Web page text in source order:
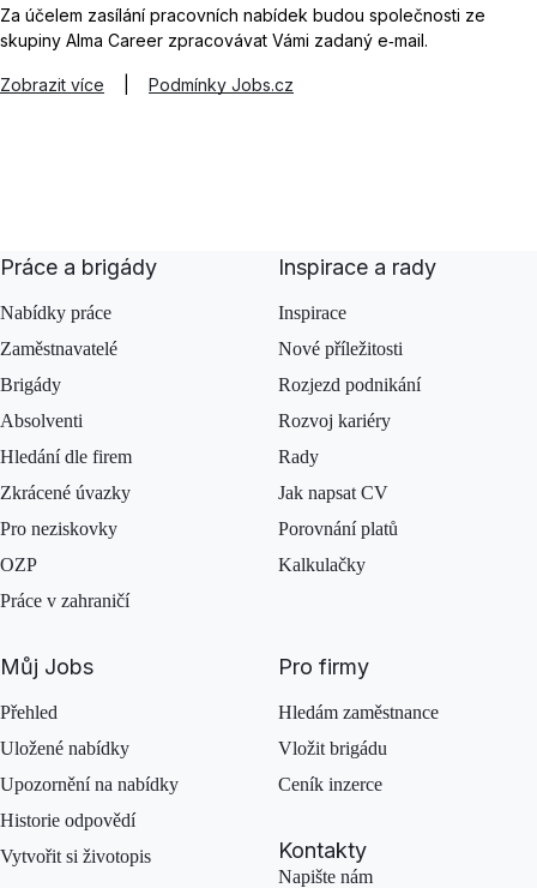
Za účelem zasílání pracovních nabídek budou společnosti ze
skupiny Alma Career zpracovávat Vámi zadaný e‑mail.
Zobrazit více Podmínky Jobs.cz
Práce a brigády
Nabídky práce
Zaměstnavatelé
Brigády
Absolventi
Hledání dle firem
Zkrácené úvazky
Pro neziskovky
OZP
Práce v zahraničí
Inspirace a rady
Inspirace
Nové příležitosti
Rozjezd podnikání
Rozvoj kariéry
Rady
Jak napsat CV
Porovnání platů
Kalkulačky
Můj Jobs
Přehled
Uložené nabídky
Upozornění na nabídky
Historie odpovědí
Vytvořit si životopis
Pro firmy
Hledám zaměstnance
Vložit brigádu
Ceník inzerce
Kontakty
Napište nám